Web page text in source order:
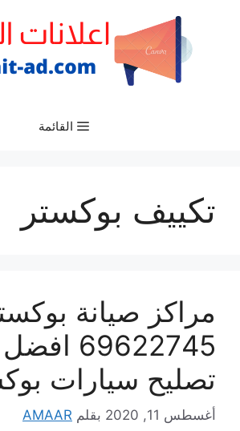
القائمة
تكييف بوكستر
مراكز صيانة
تصليح سيارات
أغسطس 11, 2020 بقلم AMAAR